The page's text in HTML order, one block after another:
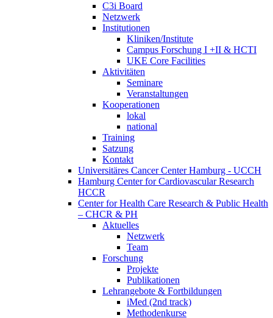
C3i Board
Netzwerk
Institutionen
Kliniken/Institute
Campus Forschung I +II & HCTI
UKE Core Facilities
Aktivitäten
Seminare
Veranstaltungen
Kooperationen
lokal
national
Training
Satzung
Kontakt
Universitäres Cancer Center Hamburg - UCCH
Hamburg Center for Cardiovascular Research
HCCR
Center for Health Care Research & Public Health
– CHCR & PH
Aktuelles
Netzwerk
Team
Forschung
Projekte
Publikationen
Lehrangebote & Fortbildungen
iMed (2nd track)
Methodenkurse